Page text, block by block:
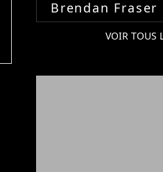
Brendan Fraser
VOIR TOUS